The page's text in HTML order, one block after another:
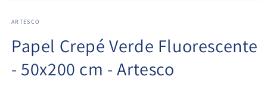
ARTESCO
Papel Crepé Verde Fluorescente
- 50x200 cm - Artesco